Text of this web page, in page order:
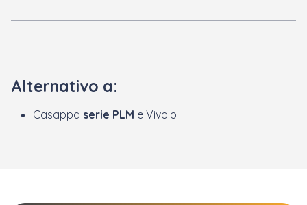
Alternativo a:
Casappa serie PLM e Vivolo